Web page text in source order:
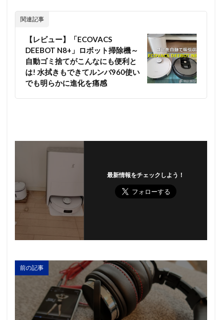
関連記事
【レビュー】「ECOVACS
DEEBOT N8+」ロボット掃除機～
自動ゴミ捨てがこんなにも便利と
は! 水拭きもできてルンバ960使い
でも明らかに進化を痛感
最新情報をチェックしよう！
前の記事